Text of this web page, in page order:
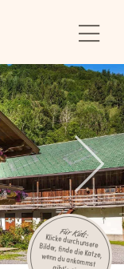
Für Kids:
Klicke durch unsere Bilder, finde die Katze, wenn du ankommst
gibt's eine